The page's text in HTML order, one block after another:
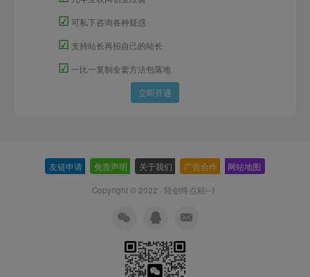
☑ 可私下咨询各种疑惑
☑ 支持站长再招自己的站长
☑ 一比一复制全套方法包落地
立即开通
友链申请 免责声明 关于我们 广告合作 网站地图
Copyright © 2022 · 轻创终点站--1